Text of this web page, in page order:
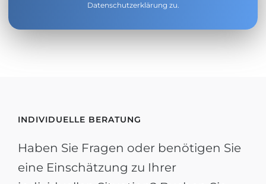
Datenschutzerklärung zu.
INDIVIDUELLE BERATUNG
Haben Sie Fragen oder benötigen Sie
eine Einschätzung zu Ihrer